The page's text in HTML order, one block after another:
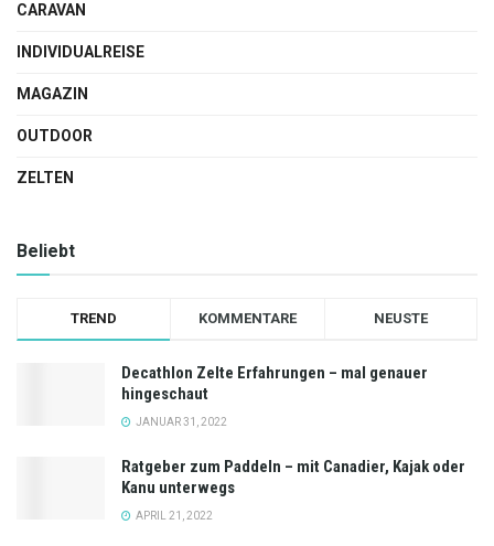
CARAVAN
INDIVIDUALREISE
MAGAZIN
OUTDOOR
ZELTEN
Beliebt
TREND KOMMENTARE NEUSTE
Decathlon Zelte Erfahrungen – mal genauer
hingeschaut
JANUAR 31, 2022
Ratgeber zum Paddeln – mit Canadier, Kajak oder
Kanu unterwegs
APRIL 21, 2022